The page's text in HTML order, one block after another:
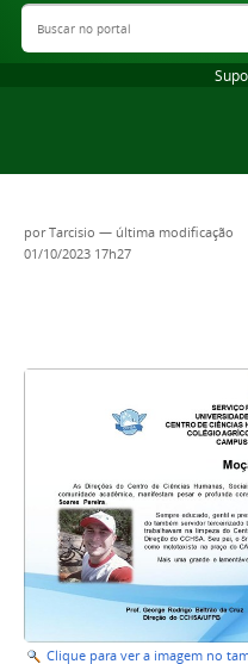
Buscar no portal
porTarcisio — última modificação
01/10/2023 17h27
Clique para ver a imagem no